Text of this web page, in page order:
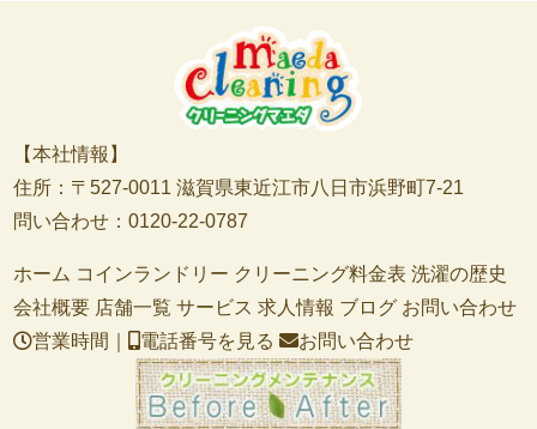
【本社情報】
住所：〒527-0011 滋賀県東近江市八日市浜野町7-21
問い合わせ：0120-22-0787
ホーム コインランドリー クリーニング料金表 洗濯の歴史
会社概要 店舗一覧 サービス 求人情報 ブログ お問い合わせ
営業時間｜
電話番号を見る お問い合わせ